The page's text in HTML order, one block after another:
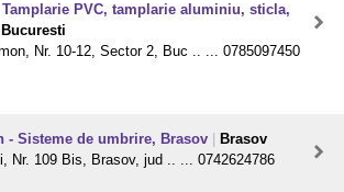
PVC, tamplarie aluminiu, sticla,
Bucuresti
Nr. 10-12, Sector 2, Buc .. ... 0785097450
- Sisteme de umbrire, Brasov
Brasov
Nr. 109 Bis, Brasov, jud .. ... 0742624786